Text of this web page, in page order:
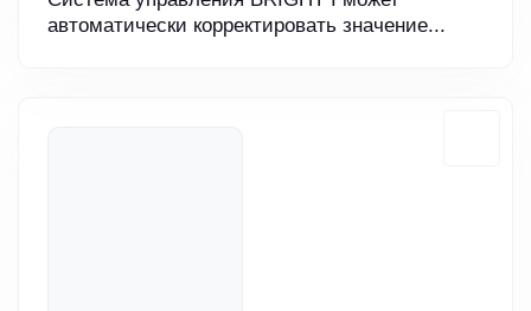
автоматически корректировать значение...